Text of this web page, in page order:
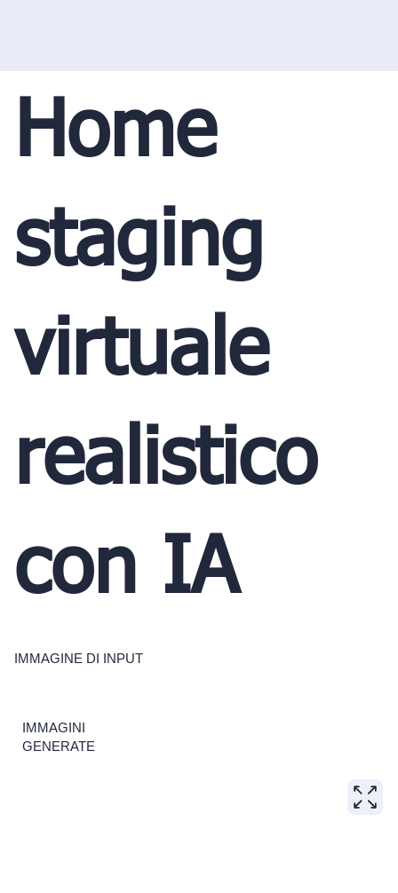
Home
staging
virtuale
realistico
con IA
IMMAGINE DI INPUT
IMMAGINI
GENERATE